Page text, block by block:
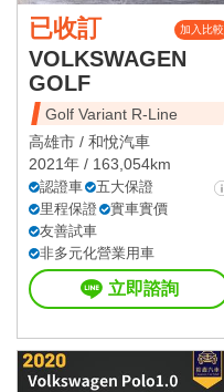
已收訂 加入比較
VOLKSWAGEN
GOLF
Golf Variant R-Line
高雄市 / 和悅汽車
2021年 / 163,054km
認證車
五大保證
里程保證
實車實價
友善試車
非多元化營業用車
立即諮詢